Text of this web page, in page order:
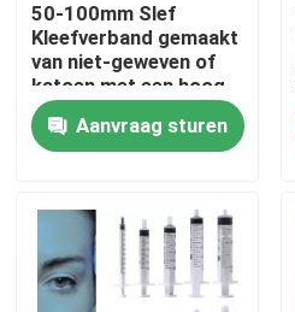
Thuis
Video's
50-100mm Slef
Kleefverband gemaakt
van niet-geweven of
katoen met een hoog
elastisch weefsel voor
chirurgie aangepaste
grootte kleur
Aanvraag sturen